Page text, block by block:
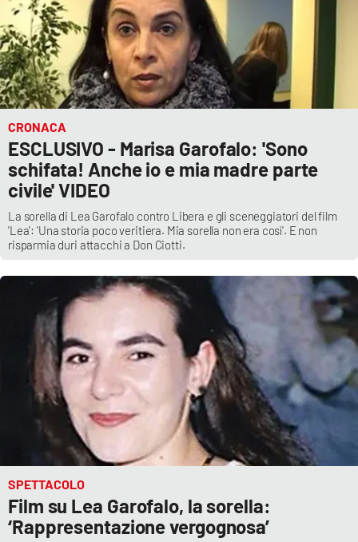
CRONACA
ESCLUSIVO - Marisa Garofalo: 'Sono
schifata! Anche io e mia madre parte
civile' VIDEO
La sorella di Lea Garofalo contro Libera e gli sceneggiatori del film
'Lea': 'Una storia poco veritiera. Mia sorella non era così'. E non
risparmia duri attacchi a Don Ciotti.
SPETTACOLO
Film su Lea Garofalo, la sorella:
‘Rappresentazione vergognosa’